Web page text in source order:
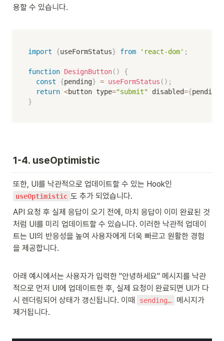
용할 수 있습니다.
import {useFormStatus} from 'react-dom' ;
function DesignButton( )
{
const
{pending} = useFormStatus ( ) ;
return <button type="submit" disabled={pending
}
1-4. useOptimistic
useOptimistic 도 추가 되었습니다.
API 요청 후 실제 응답이 오기 전에, 마치 응답이 이미 완료된 것
처럼 UI를 미리 업데이트할 수 있습니다. 이러한 낙관적 업데이
트는 UI의 반응성을 높여 사용자에게 더욱 빠르고 원활한 경험
을 제공합니다.
아래 예시에서는 사용자가 입력한 "안녕하세요" 메시지를 낙관
적으로 먼저 UI에 업데이트한 후, 실제 요청이 완료되면 UI가 다
시 렌더링되어 상태가 갱신됩니다. 이때
sending…
메시지가
제거됩니다.